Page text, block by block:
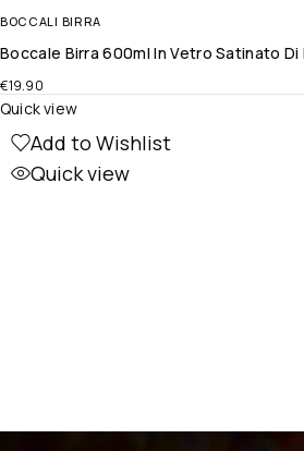
BOCCALI BIRRA
Boccale Birra 600ml In Vetro Satinato
€19.90
Add to Wishlist
Quick view
Quick view